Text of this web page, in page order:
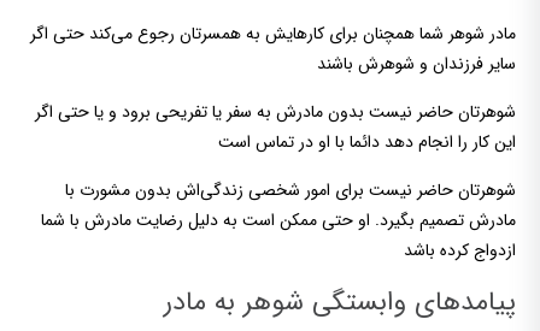
مادر شوهر شما همچنان برای کارهایش به همسرتان رجوع می‌کند حتی اگر
سایر فرزندان و شوهرش باشند
شوهرتان حاضر نیست بدون مادرش به سفر یا تفریحی برود و یا حتی اگر
این کار را انجام دهد دائما با او در تماس است
شوهرتان حاضر نیست برای امور شخصی زندگی‌اش بدون مشورت با
مادرش تصمیم بگیرد. او حتی ممکن است به دلیل رضایت مادرش با شما
ازدواج کرده باشد
پیامدهای وابستگی شوهر به مادر